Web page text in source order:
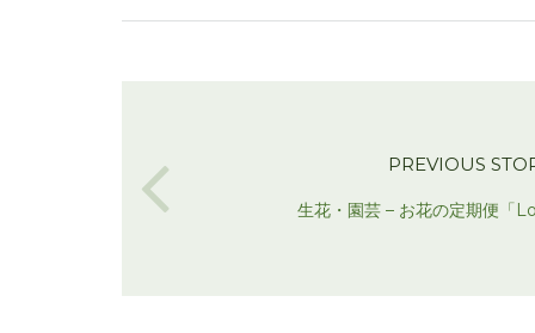
PREVIOUS
生花・園芸 – お花の定期便「